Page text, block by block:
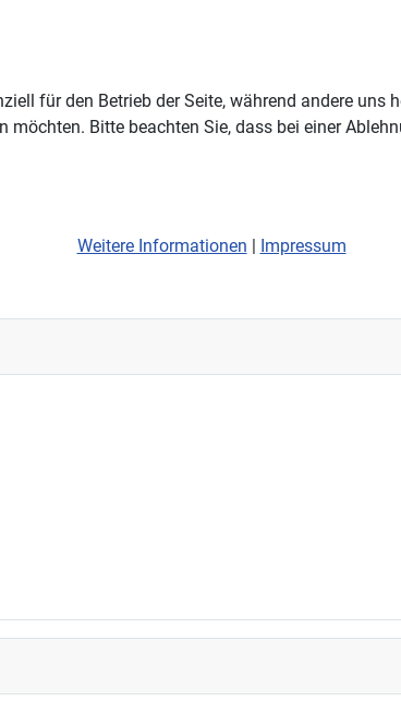
für den Betrieb der Seite, während andere
möchten. Bitte beachten Sie, dass bei einer
Weitere Informationen | Impressum